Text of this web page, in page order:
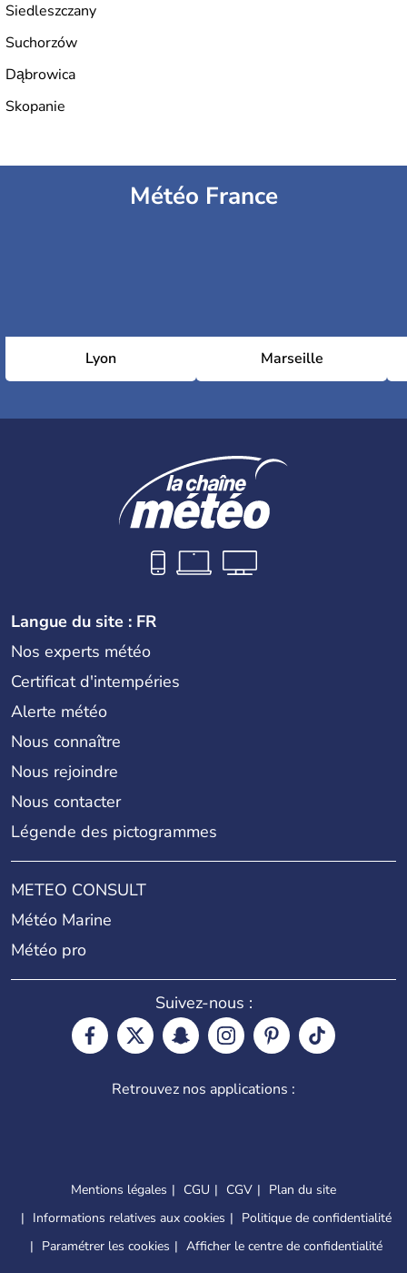
Siedleszczany
Suchorzów
Dąbrowica
Skopanie
Météo France
Lyon Marseille
Langue du site : FR
Nos experts météo
Certificat d'intempéries
Alerte météo
Nous connaître
Nous rejoindre
Nous contacter
Légende des pictogrammes
METEO CONSULT
Météo Marine
Météo pro
Suivez-nous :
Retrouvez nos applications :
Mentions légales CGU CGV
Plan du site
Informations relatives aux cookies
Politique de confidentialité
Paramétrer les cookies
Afficher le centre de confidentialité